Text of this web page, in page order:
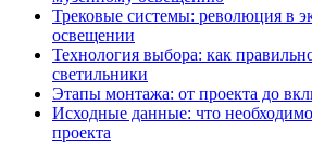
Трековые системы: революция в
освещении
Технология выбора: как
светильники
Этапы монтажа: от проекта до
Исходные данные: что
проекта